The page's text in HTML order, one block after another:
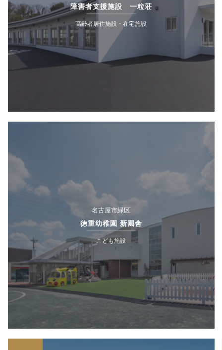
障害者支援施設 一粒荘
高齢者居住施設・在宅施設
名古屋市緑区
徳重幼稚園 新園舎
こども施設